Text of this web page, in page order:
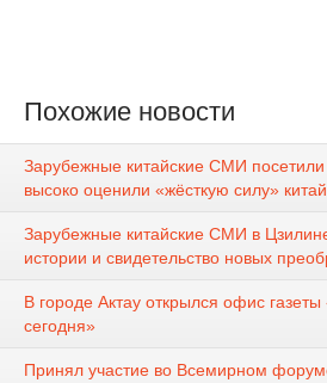
Похожие новости
Зарубежные китайские СМИ посетили
высоко оценили «жёсткую силу»
Зарубежные китайские СМИ в
истории и свидетельство новых
В городе Актау открылся офис
сегодня»
Принял участие во Всемирном